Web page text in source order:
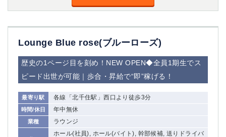
Lounge Blue rose(ブルーローズ)
歴史の1ページ目を刻め！NEW OPEN◆全員1期生でス
ピード出世が可能｜歩合・昇給で“即”稼げる！
最寄り駅 各線「北千住駅」西口より徒歩3分
時間/休日 年中無休
業種 ラウンジ
ホール(社員), ホール(バイト), 幹部候補, 送りドライバ